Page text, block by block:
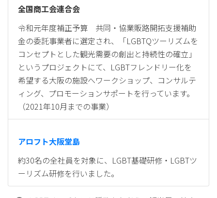
全国商工会連合会
令和元年度補正予算 共同・協業販路開拓支援補助
金の委託事業者に選定され、「LGBTQツーリズムを
コンセプトとした観光需要の創出と持続性の確立」
というプロジェクトにて、LGBTフレンドリー化を
希望する大阪の施設へワークショップ、コンサルテ
ィング、プロモーションサポートを行っています。
（2021年10月までの事業）
アロフト大阪堂島
約30名の全社員を対象に、LGBT基礎研修・LGBTツ
ーリズム研修を行いました。